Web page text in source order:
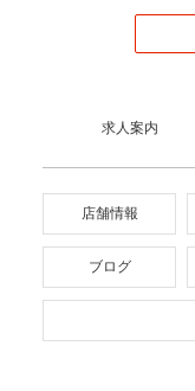
求人案内
店舗情報
ブログ